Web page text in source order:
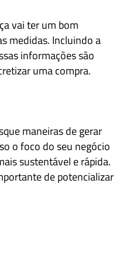
vai ter um bom
medidas. Incluindo a
informações são
uma compra.
maneiras de gerar
o foco do seu negócio
sustentável e rápida.
de potencializar